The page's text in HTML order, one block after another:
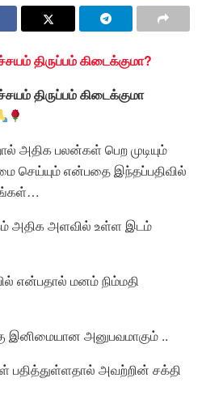
திருப்பம் கிடைக்குமா?
திருப்பம் கிடைக்குமா
அதிக பலன்கள் பெற முடியும்
செய்யும் என்பதை இந்தப்பதிவில்
அதிக அளவில் உள்ள இடம்
என்பதால் மனம் நிம்மதி
இனிமையான அனுபவமாகும் ..
பதித்துள்ளதால் அவற்றின் சக்தி